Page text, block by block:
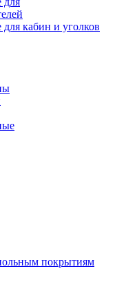
кабин и уголков
покрытиям